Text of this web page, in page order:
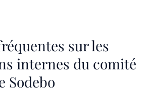
sur les
internes du comité
Sodebo